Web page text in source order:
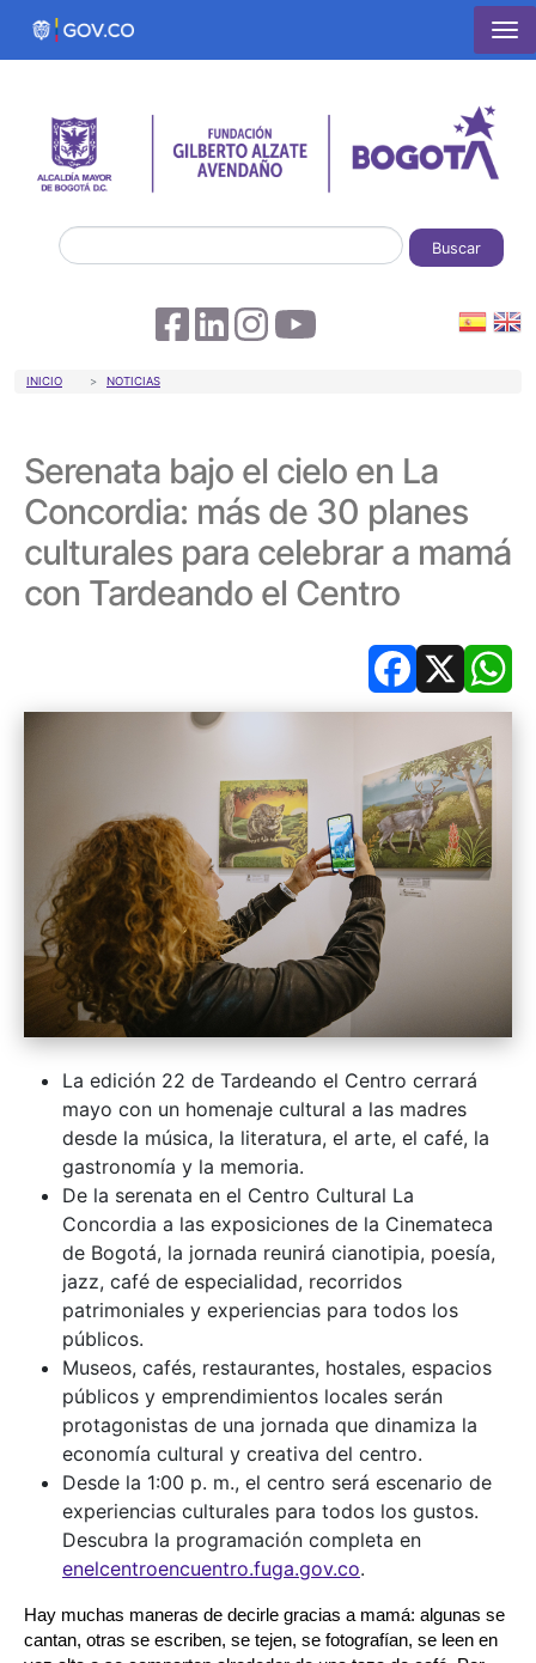
Pasar al contenido principal
Buscar
Sobrescribir enlaces de ayuda a la
INICIO NOTICIAS
Serenata bajo el cielo en La
Concordia: más de 30 planes
culturales para celebrar a mamá
con Tardeando el Centro
Facebook
X
La edición 22 de Tardeando el Centro cerrará
mayo con un homenaje cultural a las madres
desde la música, la literatura, el arte, el café, la
gastronomía y la memoria.
De la serenata en el Centro Cultural La
Concordia a las exposiciones de la Cinemateca
de Bogotá, la jornada reunirá cianotipia, poesía,
jazz, café de especialidad, recorridos
patrimoniales y experiencias para todos los
públicos.
Museos, cafés, restaurantes, hostales, espacios
públicos y emprendimientos locales serán
protagonistas de una jornada que dinamiza la
economía cultural y creativa del centro.
Desde la 1:00 p. m., el centro será escenario de
experiencias culturales para todos los gustos.
Descubra la programación completa en
enelcentroencuentro.fuga.gov.co.
Hay muchas maneras de decirle gracias a mamá: algunas se
cantan, otras se escriben, se tejen, se fotografían, se leen en